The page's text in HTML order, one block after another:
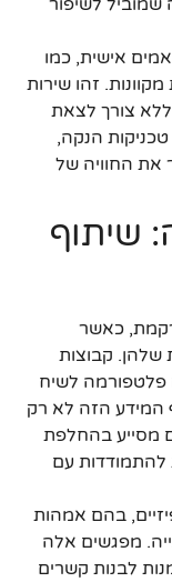
אישית, כמו
זהו שירות
צורך לצאת
טכניקות הנקה,
את החוויה של
שיתוף
כאשר
שלהן. קבוצות
פלטפורמה לשיח
המידע הזה לא רק
מסייע בהחלפת
להתמודדות עם
בהם אמהות
מפגשים אלה
לבנות קשרים